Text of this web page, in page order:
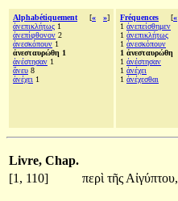
Alphabétiquement [« »]
ἀνεπικλήτως 1
ἀνεπίφθονον 2
ἀνεσκόπουν 1
ἀνεσταυρώθη 1
ἀνέστησαν 1
ἄνευ 8
ἀνέχει 1
Fréquences [«
1 ἀνεπείσθημεν
1 ἀνεπικλήτως
1 ἀνεσκόπουν
1 ἀνεσταυρώθη
1 ἀνέστησαν
1 ἀνέχει
1 ἀνέχεσθαι
Livre, Chap.
[1, 110]
περὶ τῆς Αἰγύπτου,